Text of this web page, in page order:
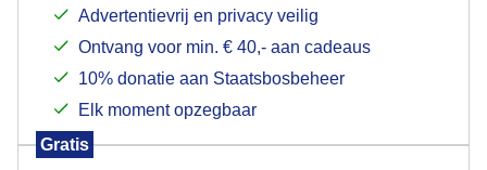
Advertentievrij en privacy veilig
Ontvang voor min. € 40,- aan cadeaus
10% donatie aan Staatsbosbeheer
Elk moment opzegbaar
Gratis
Indien je hier nog geen akkoord op hebt gegeven,
verschijnt er zo een pop-up uit je browser waarin
Is goed, toon de popup